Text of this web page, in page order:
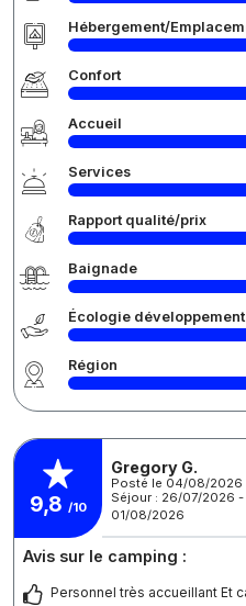
Hébergement/
Confort
Accueil
Services
Rapport qualité/prix
Baignade
Écologie
Région
9,8 /10
Gregory G.
Posté le 04/08/2026
Séjour : 26/07/2026 -
01/08/2026
Avis sur le camping :
Personnel très accueillant Et